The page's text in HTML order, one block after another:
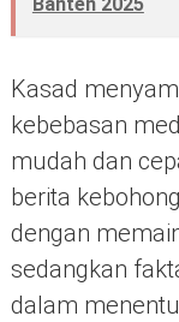
Banten 2025
Kasad
kebebasan
mudah dan
berita
dengan
sedangkan
dalam